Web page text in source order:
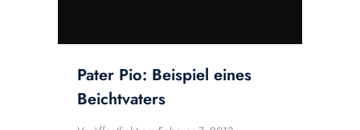
Pater Pio: Beispiel eines
Beichtvaters